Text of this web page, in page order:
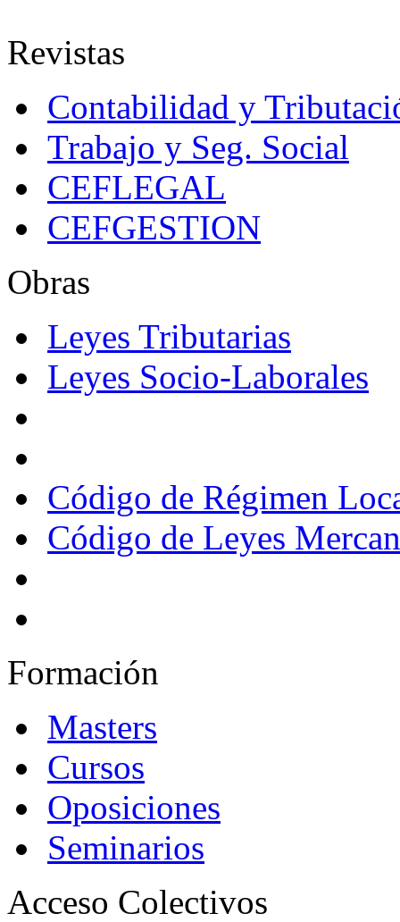
Revistas
Contabilidad y
Trabajo y Seg. Social
CEFLEGAL
CEFGESTION
Obras
Leyes Tributarias
Leyes Socio-Laborales
Código de Régimen
Código de Leyes
Formación
Masters
Cursos
Oposiciones
Seminarios
Acceso Colectivos